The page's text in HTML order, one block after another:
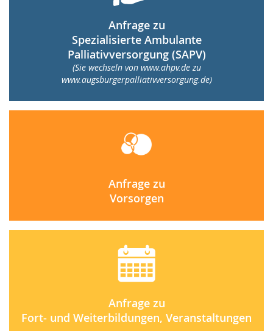
Datenschutz
Impressum
Anfrage zu
Spezialisierte Ambulante
Palliativversorgung (SAPV)
(Sie wechseln von www.ahpv.de zu
www.augsburgerpalliativversorgung.de)
Anfrage zu
Vorsorgen
Anfrage zu
Fort- und Weiterbildungen, Veranstaltungen